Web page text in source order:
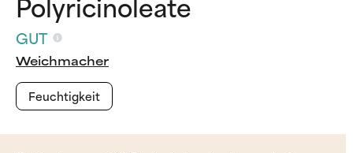
GUT
Weichmacher
Feuchtigkeit